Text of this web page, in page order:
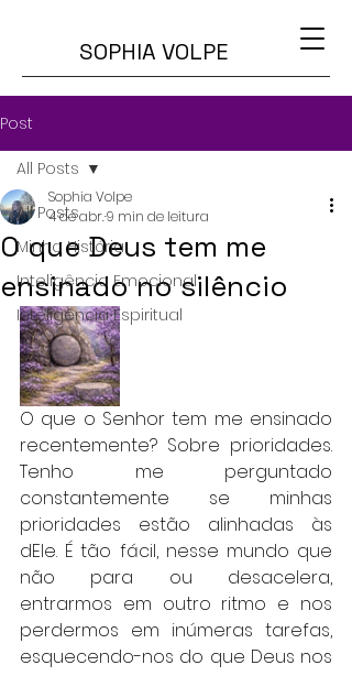
SOPHIA VOLPE
Post
All Posts
Minha História
Inteligência Emocional
Inteligência Espiritual
All Posts
O que Deus tem me
ensinado no silêncio
Sophia Volpe
4 de abr.9 min de leitura
O que o Senhor tem me ensinado
recentemente? Sobre prioridades.
Tenho me perguntado
constantemente se minhas
prioridades estão alinhadas às
dEle. É tão fácil, nesse mundo que
não para ou desacelera,
entrarmos em outro ritmo e nos
perdermos em inúmeras tarefas,
esquecendo-nos do que Deus nos